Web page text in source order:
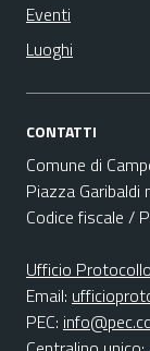
Eventi
Luoghi
CONTATTI
Comune di
Piazza
Codice fiscale /
Ufficio
Email:
PEC: